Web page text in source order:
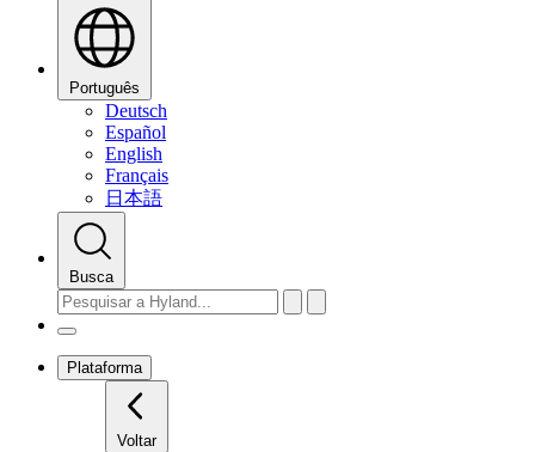
Português
Deutsch
Español
English
Français
日本語
Busca
Plataforma
Voltar